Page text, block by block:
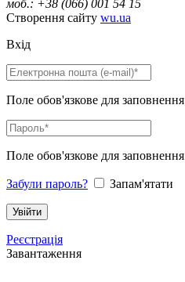
моб.: +38 (066) 001 54 15
Створення сайту wu.ua
Вхід
Поле обов'язкове для заповнення
Поле обов'язкове для заповнення
Забули пароль? Запам'ятати
Реєстрація
Завантаження